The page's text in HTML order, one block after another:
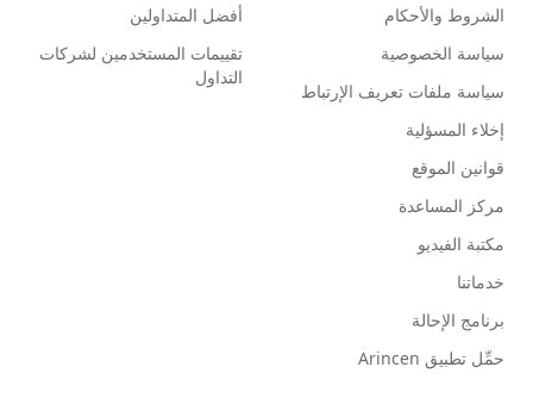
الشروط والأحكام
سياسة الخصوصية
سياسة ملفات تعريف الإرتباط
إخلاء المسؤلية
قوانين الموقع
مركز المساعدة
مكتبة الفيديو
خدماتنا
برنامج الإحالة
حمِّل تطبيق Arincen
أفضل المتداولين
تقييمات المستخدمين لشركات
التداول